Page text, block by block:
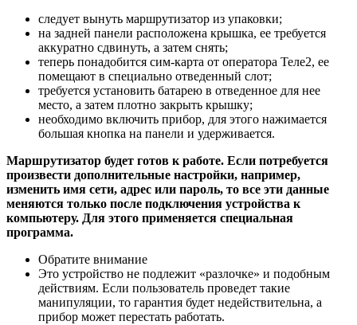
следует вынуть маршрутизатор из упаковки;
на задней панели расположена крышка, ее требуется
аккуратно сдвинуть, а затем снять;
теперь понадобится сим-карта от оператора Теле2, ее
помещают в специально отведенный слот;
требуется установить батарею в отведенное для нее
место, а затем плотно закрыть крышку;
необходимо включить прибор, для этого нажимается
большая кнопка на панели и удерживается.
Маршрутизатор будет готов к работе. Если потребуется
произвести дополнительные настройки, например,
изменить имя сети, адрес или пароль, то все эти данные
меняются только после подключения устройства к
компьютеру. Для этого применяется специальная
программа.
Обратите внимание
Это устройство не подлежит «разлочке» и подобным
действиям. Если пользователь проведет такие
манипуляции, то гарантия будет недействительна, а
прибор может перестать работать.